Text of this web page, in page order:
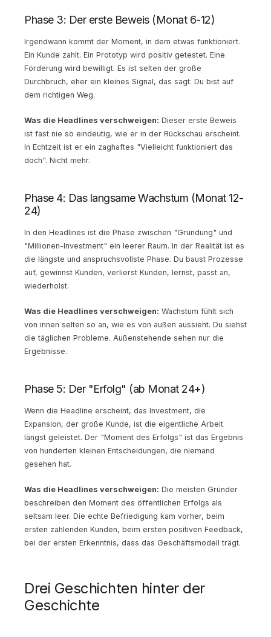
Phase 3: Der erste Beweis (Monat 6-12)
Irgendwann kommt der Moment, in dem etwas funktioniert.
Ein Kunde zahlt. Ein Prototyp wird positiv getestet. Eine
Förderung wird bewilligt. Es ist selten der große
Durchbruch, eher ein kleines Signal, das sagt: Du bist auf
dem richtigen Weg.
Was die Headlines verschweigen: Dieser erste Beweis
ist fast nie so eindeutig, wie er in der Rückschau erscheint.
In Echtzeit ist er ein zaghaftes "Vielleicht funktioniert das
doch". Nicht mehr.
Phase 4: Das langsame Wachstum (Monat 12-
24)
In den Headlines ist die Phase zwischen "Gründung" und
"Millionen-Investment" ein leerer Raum. In der Realität ist es
die längste und anspruchsvollste Phase. Du baust Prozesse
auf, gewinnst Kunden, verlierst Kunden, lernst, passt an,
wiederholst.
Was die Headlines verschweigen: Wachstum fühlt sich
von innen selten so an, wie es von außen aussieht. Du siehst
die täglichen Probleme. Außenstehende sehen nur die
Ergebnisse.
Phase 5: Der "Erfolg" (ab Monat 24+)
Wenn die Headline erscheint, das Investment, die
Expansion, der große Kunde, ist die eigentliche Arbeit
längst geleistet. Der "Moment des Erfolgs" ist das Ergebnis
von hunderten kleinen Entscheidungen, die niemand
gesehen hat.
Was die Headlines verschweigen: Die meisten Gründer
beschreiben den Moment des öffentlichen Erfolgs als
seltsam leer. Die echte Befriedigung kam vorher, beim
ersten zahlenden Kunden, beim ersten positiven Feedback,
bei der ersten Erkenntnis, dass das Geschäftsmodell trägt.
Drei Geschichten hinter der
Geschichte